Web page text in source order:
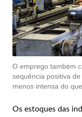
O emprego também
sequência positiva
menos intensa do
Os estoques das